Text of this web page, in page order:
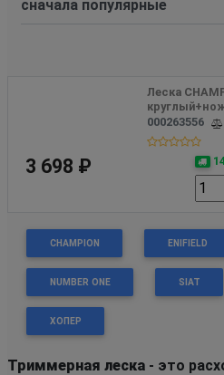
Леска
000263556
3 698 ₽
CHAMPION ENIFIELD
NUMBER ONE SIAT
ХОПЕР
Триммерная леска - это